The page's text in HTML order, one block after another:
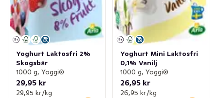
Yoghurt Laktosfri 2%
Skogsbär
1000 g, Yoggi®
29,95 kr
29,95 kr /kg
Yoghurt Mini Laktosfri
0,1% Vanilj
1000 g, Yoggi®
26,95 kr
26,95 kr /kg